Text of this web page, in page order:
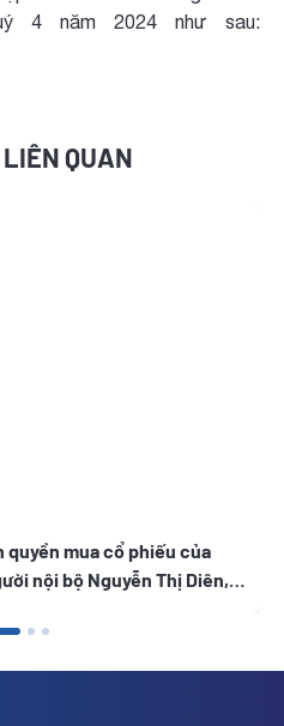
4 năm 2024 như sau:
QUAN
quyền mua cổ phiếu của
nội bộ Nguyễn Thị Diên,